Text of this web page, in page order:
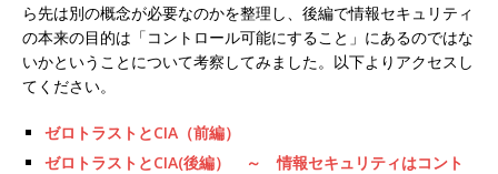
ら先は別の概念が必要なのかを整理し、後編で情報セキュリティ
の本来の目的は「コントロール可能にすること」にあるのではな
いかということについて考察してみました。以下よりアクセスし
てください。
ゼロトラストとCIA（前編）
ゼロトラストとCIA(後編） ～ 情報セキュリティはコント